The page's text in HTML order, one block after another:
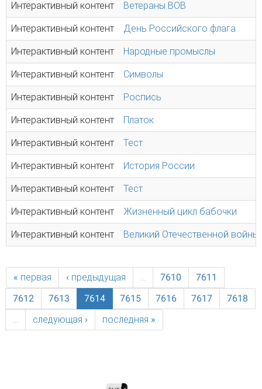
Интерактивный контент Ветераны ВОВ
Интерактивный контент День Российского флага
Интерактивный контент Народные промыслы
Интерактивный контент Символы
Интерактивный контент Роспись
Интерактивный контент Платок
Интерактивный контент Тест
Интерактивный контент История России
Интерактивный контент Тест
Интерактивный контент Жизненный цикл бабочки
Интерактивный контент Великий Отечественной войны
« первая ‹ предыдущая … 7610
7611
7612
7613 7614 7615 7616 7617
7618
…
следующая › последняя »